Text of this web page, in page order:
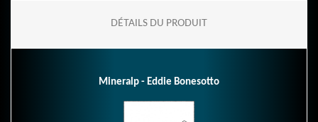
DÉTAILS DU PRODUIT
Mineralp - Eddie Bonesotto